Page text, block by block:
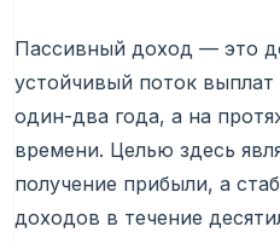
Пассивный доход — это
устойчивый поток
один-два года, а на
времени. Целью здесь
получение прибыли, а
доходов в течение